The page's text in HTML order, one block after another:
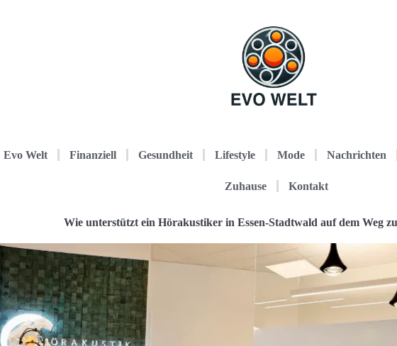
Evo Welt Finanziell Gesundheit Lifestyle Mode Nachrichten
Zuhause Kontakt
Wie unterstützt ein Hörakustiker in Essen-Stadtwald auf dem Weg